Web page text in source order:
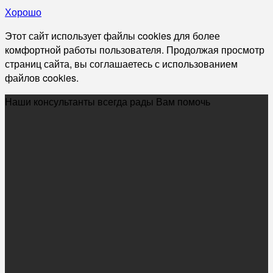
Хорошо
Этот сайт использует файлы cookies для более
комфортной работы пользователя. Продолжая просмотр
страниц сайта, вы соглашаетесь с использованием
файлов cookies.
Наши консультанты всегда рады Вам помочь